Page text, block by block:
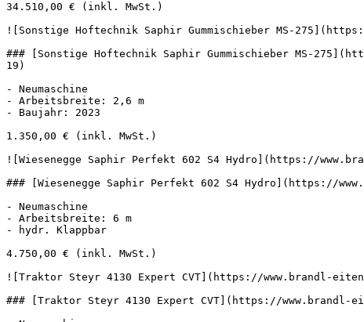
34.510,00 € (inkl. MwSt.)
![Sonstige Hoftechnik Saphir Gummischieber MS-
### [Sonstige Hoftechnik Saphir Gummischieber MS-
19)
- Neumaschine
- Arbeitsbreite: 2,6 m
- Baujahr: 2023
1.350,00 € (inkl. MwSt.)
![Wiesenegge Saphir Perfekt 602 S4 Hydro](https://
### [Wiesenegge Saphir Perfekt 602 S4 Hydro](https://
- Neumaschine
- Arbeitsbreite: 6 m
- hydr. Klappbar
4.750,00 € (inkl. MwSt.)
![Traktor Steyr 4130 Expert CVT](https://www.brandl-
### [Traktor Steyr 4130 Expert CVT](https://www.brandl-